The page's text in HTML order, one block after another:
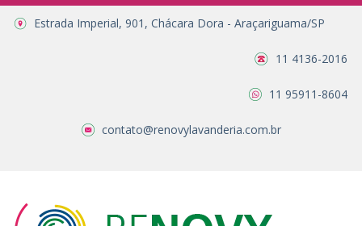
Estrada Imperial, 901, Chácara Dora - Araçariguama/SP
11 4136-2016
11 95911-8604
contato@renovylavanderia.com.br